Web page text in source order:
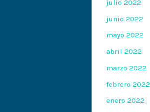
julio 2022
junio 2022
mayo 2022
abril 2022
marzo 2022
febrero 2022
enero 2022